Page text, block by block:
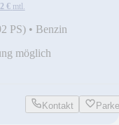
€ mtl.
PS) • Benzin
möglich
Kontakt